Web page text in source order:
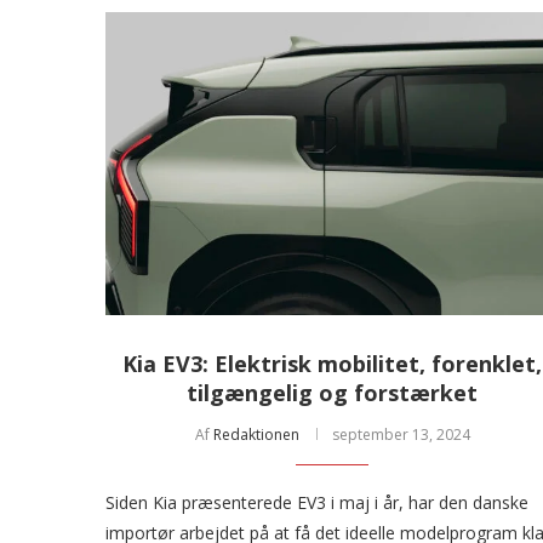
Kia EV3: Elektrisk mobilitet, forenklet,
tilgængelig og forstærket
Af Redaktionen september 13, 2024
Siden Kia præsenterede EV3 i maj i år, har den danske
importør arbejdet på at få det ideelle modelprogram